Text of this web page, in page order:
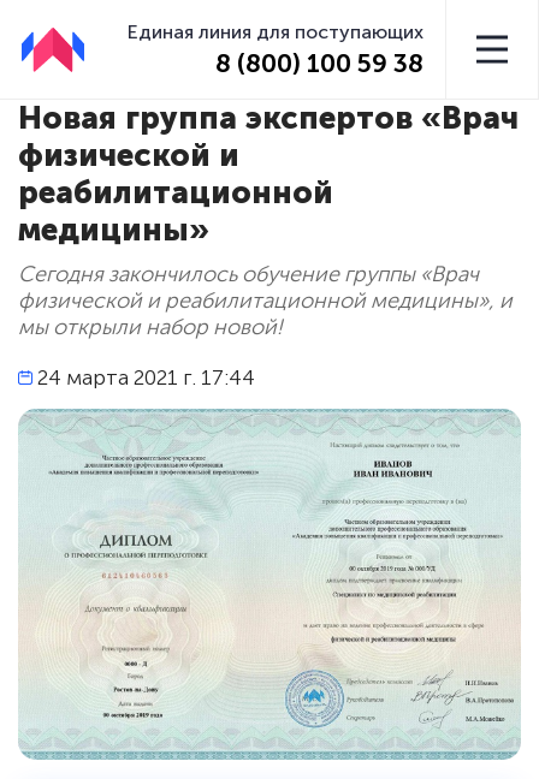
Единая линия для поступающих
8 (800) 100 59 38
Новая группа экспертов «Врач
физической и
реабилитационной
медицины»
Сегодня закончилось обучение группы «Врач
физической и реабилитационной медицины», и
мы открыли набор новой!
24 марта 2021 г. 17:44